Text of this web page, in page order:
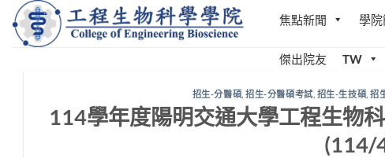
Skip
content
焦點新聞 學
傑出院友 TW
招生-分醫碩 ,招生-分醫碩考試, 招生-生技碩 ,招
114學年度陽明交通大學工程生物
(114/